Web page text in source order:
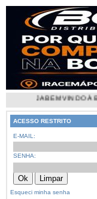
VINDO À BCI
ACESSO RESTRITO
E-MAIL:
SENHA:
Esqueci minha senha